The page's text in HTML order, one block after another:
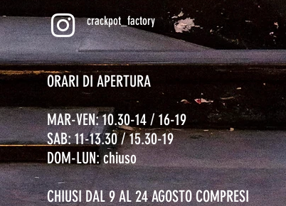
crackpot_factory
ORARI DI APERTURA
MAR-VEN: 10.30-14 / 16-19
SAB: 11-13.30 / 15.30-19
DOM-LUN: chiuso
CHIUSI DAL 9 AL 24 AGOSTO COMPRESI